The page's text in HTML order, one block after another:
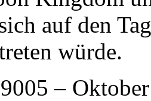
auf den
würde.
–